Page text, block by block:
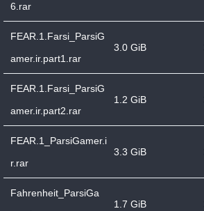
6.rar
FEAR.1.Farsi_ParsiG
amer.ir.part1.rar
3.0 GiB
FEAR.1.Farsi_ParsiG
amer.ir.part2.rar
1.2 GiB
FEAR.1_ParsiGamer.i
r.rar
3.3 GiB
Fahrenheit_ParsiGa
1.7 GiB